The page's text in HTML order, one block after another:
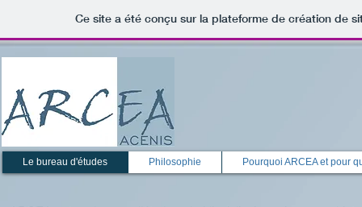
Ce site a été conçu sur la plateforme de création de
Le bureau d'études Philosophie Pourquoi ARCEA et pour